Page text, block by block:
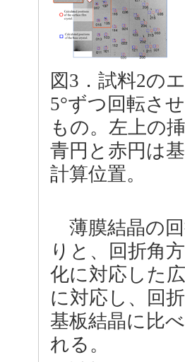
図3．試料2の
5°ずつ回転さ
もの。左上の
青円と赤円は
計算位置。
薄膜結晶の
りと、回折角
化に対応した
に対応し、回
基板結晶に比
れる。